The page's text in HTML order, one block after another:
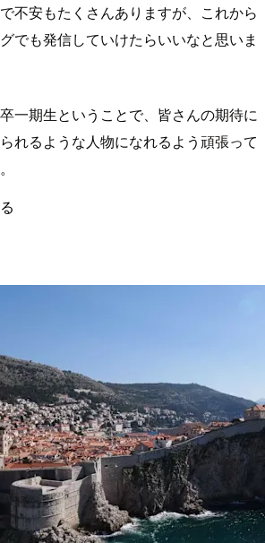
不安もたくさんありますが、これから
でも発信していけたらいいなと思いま
一期生ということで、皆さんの期待に
れるような人物になれるよう頑張って